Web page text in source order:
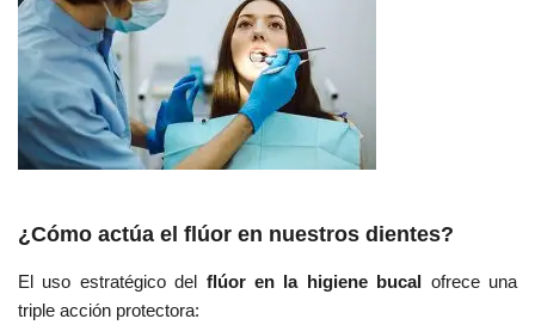
¿Cómo actúa el flúor en nuestros dientes?
El uso estratégico del flúor en la higiene bucal
ofrece una
triple acción protectora: